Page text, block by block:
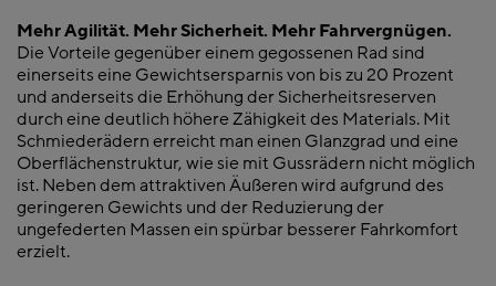
Mehr Agilität. Mehr Sicherheit. Mehr Fahrvergnügen.
Die Vorteile gegenüber einem gegossenen Rad sind
einerseits eine Gewichtsersparnis von bis zu 20 Prozent
und anderseits die Erhöhung der Sicherheitsreserven
durch eine deutlich höhere Zähigkeit des Materials. Mit
Schmiederädern erreicht man einen Glanzgrad und eine
Oberflächenstruktur, wie sie mit Gussrädern nicht möglich
ist. Neben dem attraktiven Äußeren wird aufgrund des
geringeren Gewichts und der Reduzierung der
ungefederten Massen ein spürbar besserer Fahrkomfort
erzielt.